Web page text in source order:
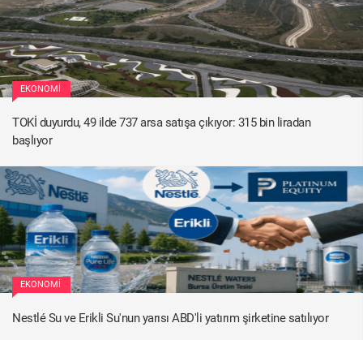
EKONOMI
TOKİ duyurdu, 49 ilde 737 arsa satışa çıkıyor: 315 bin liradan
başlıyor
EKONOMI
Nestlé Su ve Erikli Su'nun yarısı ABD'li yatırım şirketine satılıyor